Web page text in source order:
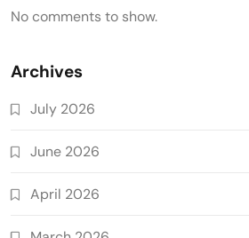
No comments to show.
Archives
July 2026
June 2026
April 2026